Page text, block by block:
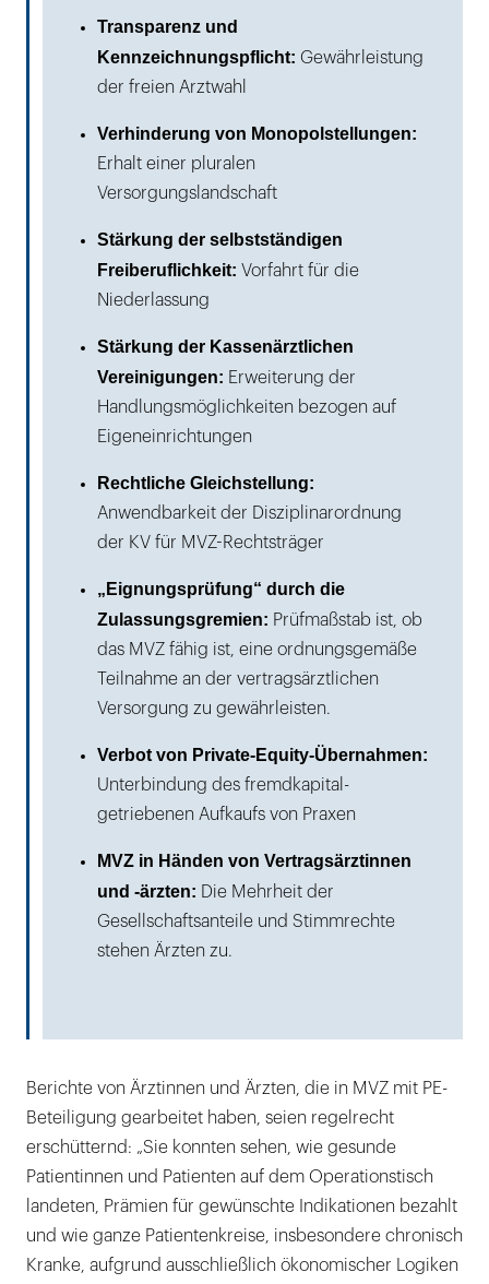
Transparenz und
Kennzeichnungspflicht: Gewährleistung
der freien Arztwahl
Verhinderung von Monopolstellungen:
Erhalt einer pluralen
Versorgungslandschaft
Stärkung der selbstständigen
Freiberuflichkeit: Vorfahrt für die
Niederlassung
Stärkung der Kassenärztlichen
Vereinigungen: Erweiterung der
Handlungsmöglichkeiten bezogen auf
Eigeneinrichtungen
Rechtliche Gleichstellung:
Anwendbarkeit der Disziplinarordnung
der KV für MVZ-Rechtsträger
„Eignungsprüfung“ durch die
Zulassungsgremien: Prüfmaßstab ist, ob
das MVZ fähig ist, eine ordnungsgemäße
Teilnahme an der vertragsärztlichen
Versorgung zu gewährleisten.
Verbot von Private-Equity-Übernahmen:
Unterbindung des fremdkapital-
getriebenen Aufkaufs von Praxen
MVZ in Händen von Vertragsärztinnen
und -ärzten:
Die Mehrheit der
Gesellschaftsanteile und Stimmrechte
stehen Ärzten zu.
Berichte von Ärztinnen und Ärzten, die in MVZ mit PE-
Beteiligung gearbeitet haben, seien regelrecht
erschütternd: „Sie konnten sehen, wie gesunde
Patientinnen und Patienten auf dem Operationstisch
landeten, Prämien für gewünschte Indikationen bezahlt
und wie ganze Patientenkreise, insbesondere chronisch
Kranke, aufgrund ausschließlich ökonomischer Logiken